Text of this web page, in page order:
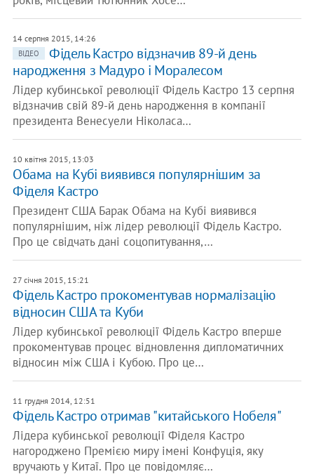
14 серпня 2015, 14:26
ВІДЕО
Фідель Кастро відзначив 89-й день
народження з Мадуро і Моралесом
Лідер кубинської революції Фідель Кастро 13 серпня
відзначив свій 89-й день народження в компанії
президента Венесуели Ніколаса…
10 квітня 2015, 13:03
Обама на Кубі виявився популярнішим за
Фіделя Кастро
Президент США Барак Обама на Кубі виявився
популярнішим, ніж лідер революції Фідель Кастро.
Про це свідчать дані соцопитування,…
27 січня 2015, 15:21
Фідель Кастро прокоментував нормалізацію
відносин США та Куби
Лідер кубинської революції Фідель Кастро вперше
прокоментував процес відновлення дипломатичних
відносин між США і Кубою. Про це…
11 грудня 2014, 12:51
Фідель Кастро отримав "китайського Нобеля"
Лідера кубинської революції Фіделя Кастро
нагороджено Премією миру імені Конфуція, яку
вручають у Китаї. Про це повідомляє…